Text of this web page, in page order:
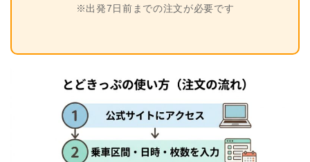
※出発7日前までの注文が必要です